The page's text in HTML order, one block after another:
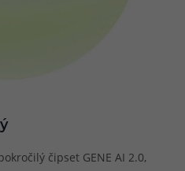
čipset GENE AI 2.0,